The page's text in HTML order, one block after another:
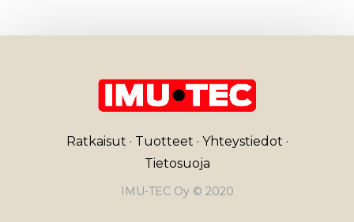
Ratkaisut · Tuotteet · Yhteystiedot ·
Tietosuoja
IMU-TEC Oy © 2020